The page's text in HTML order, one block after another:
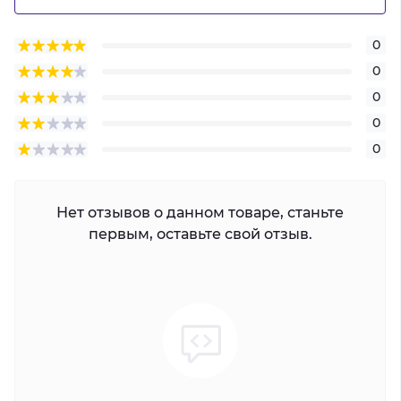
0
0
0
0
0
Нет отзывов о данном товаре, станьте
первым, оставьте свой отзыв.